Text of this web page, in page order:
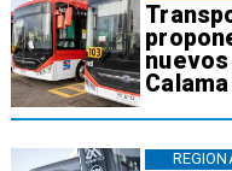
Calama